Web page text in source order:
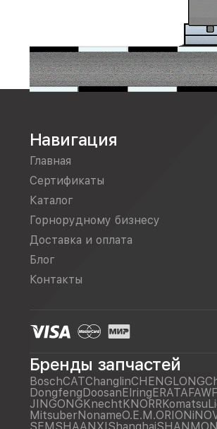
Навигация
Главная
Сертификаты
Каталог
Горнорудному бизнесу
Доставка и оплата
Блог
Контакты
Бренды запчастей
BoschCATChanglinCHENGLONG
DongfengDoosanElringERATAFAW
JINGONGKnechtKNORRKomatsu
MitsuberNonameO.E.M.